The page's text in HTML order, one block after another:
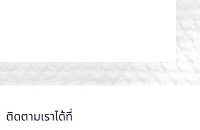
ติดตามเราได้ที่